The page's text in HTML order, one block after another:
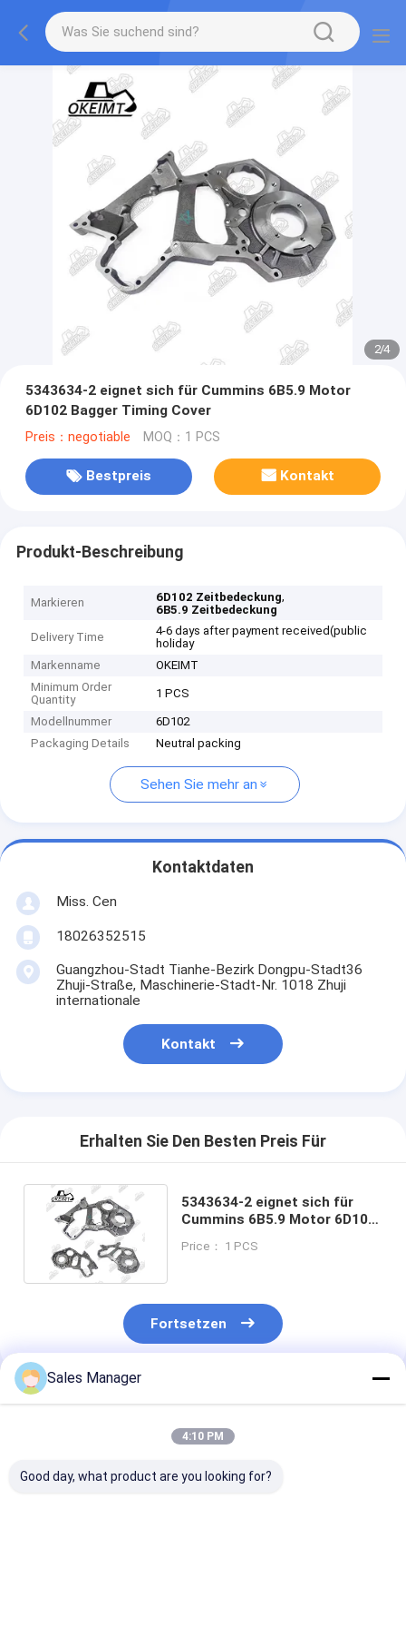
2/4
5343634-2 eignet sich für Cummins 6B5.9 Motor
6D102 Bagger Timing Cover
Preis：negotiable MOQ：1 PCS
Bestpreis Kontakt
Produkt-Beschreibung
Markieren 6D102 Zeitbedeckung,
6B5.9 Zeitbedeckung
Delivery Time
4-6 days after payment received(public
holiday
Markenname
OKEIMT
Minimum Order
Quantity
1 PCS
Modellnummer
6D102
Packaging Details
Neutral packing
Sehen Sie mehr an
Kontaktdaten
Miss. Cen
18026352515
Guangzhou-Stadt Tianhe-Bezirk Dongpu-Stadt36
Zhuji-Straße, Maschinerie-Stadt-Nr. 1018 Zhuji
internationale
Kontakt
Erhalten Sie Den Besten Preis Für
5343634-2 eignet sich für
Cummins 6B5.9 Motor 6D102
Price： 1 PCS
Fortsetzen
Empfohlene Produkte
Sales Manager
4:10 PM
Good day, what product are you looking for?